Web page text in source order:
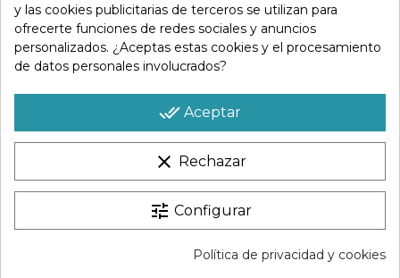
Privacidad y protección de datos
Política de cookies
Copyright © 2025Sweetsofa. Todos los derechos reservados
y las cookies publicitarias de terceros se utilizan para
ofrecerte funciones de redes sociales y anuncios
personalizados. ¿Aceptas estas cookies y el procesamiento
de datos personales involucrados?
done_all Aceptar
clear Rechazar
tune Configurar
Política de privacidad y cookies